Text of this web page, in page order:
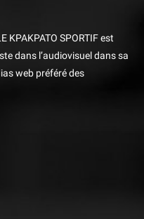
KPAKPATO SPORTIF est
dans l’audiovisuel dans sa
web préféré des